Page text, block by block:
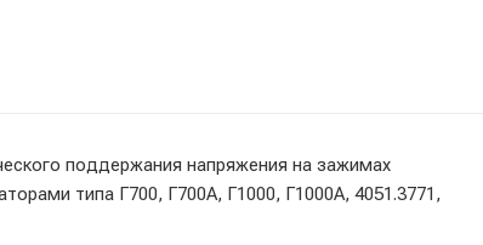
поддержания напряжения на зажимах
типа Г700, Г700А, Г1000, Г1000А, 4051.3771,